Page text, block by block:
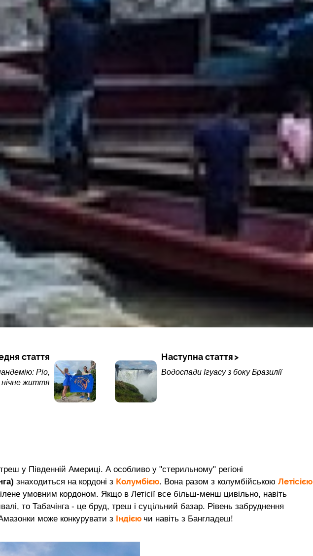
стаття
Ріо,
нічне життя
Наступна стаття
Водоспади Ігуасу з боку Бразилії
у Південній Америці. А особливо у "стерильному" регіоні
знаходиться на кордоні з Колумбією. Вона разом з колумбійською Летісією
умовним кордоном. Якщо в Летісії все більш-менш цивільно, навіть
то Табачінга - це бруд, треш і суцільний базар. Рівень забруднення
може конкурувати з Індією чи навіть з Бангладеш!